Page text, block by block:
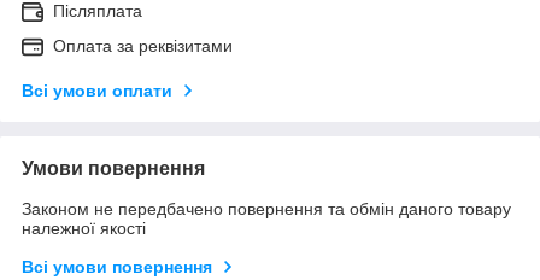
Післяплата
Оплата за реквізитами
Всі умови оплати
Умови повернення
Законом не передбачено повернення та обмін даного товару
належної якості
Всі умови повернення